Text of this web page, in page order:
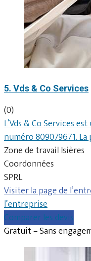
5. Vds & Co Services
(0)
L’Vds & Co Services
numéro 809079671.
Zone de travail Isières
Coordonnées
SPRL
Visiter la page de
l’entreprise
Comparer les devis
Gratuit – Sans